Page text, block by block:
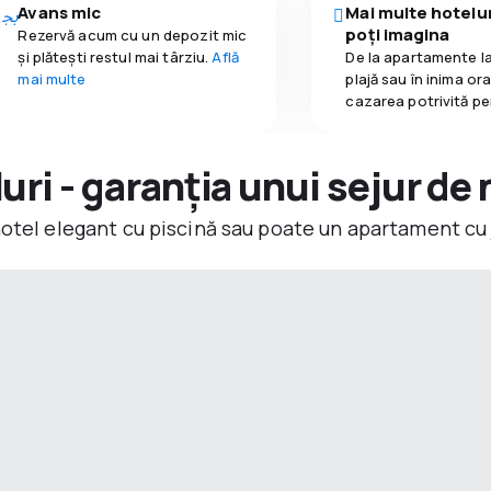
Avans mic
Rezervă acum cu un depozit mic
și plătești restul mai târziu.Află
mai multe
Mai multe
poți imagina
De la apartamente
plajă sau în inima
cazarea potrivită
- garanția unui sejur
elegant cu piscină sau poate un apartament